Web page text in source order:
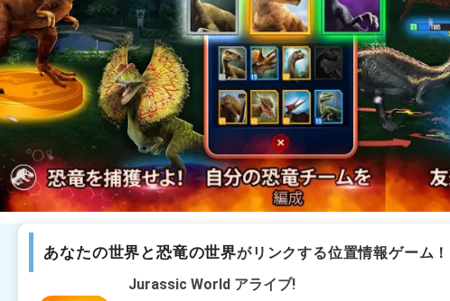
あなたの世界と恐竜の世界がリンクする位置情報ゲーム！
Jurassic World アライブ!